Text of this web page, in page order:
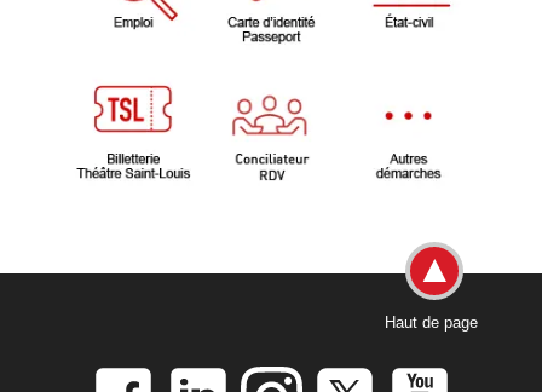
Haut de page